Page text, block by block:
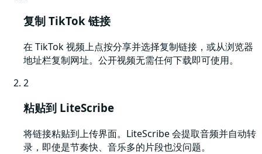
复制 TikTok 链接
在 TikTok 视频上点按分享并选择复制链接，或从浏览器
地址栏复制网址。公开视频无需任何下载即可使用。
2
粘贴到 LiteScribe
将链接粘贴到上传界面。LiteScribe 会提取音频并自动转
录，即使是节奏快、音乐多的片段也没问题。